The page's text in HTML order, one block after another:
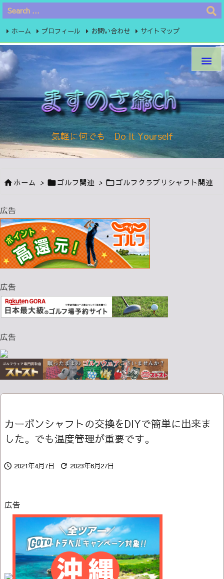
気軽に何でも Do It Yourself

ホーム プロフィール お問い合わせ サイトマップ
プライバシーポリシー
 ホーム > ゴルフ関連 > ゴルフクラブリシャフト関連
広告
広告
広告
カーボンシャフトの交換をDIYで簡単に出来ま
した。でも温度管理が重要です。
 2021年4月7日  2023年6月27日
広告